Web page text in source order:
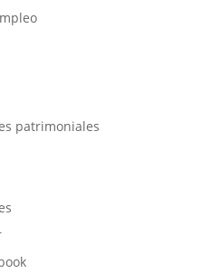
patrimoniales